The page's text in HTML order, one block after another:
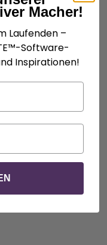
Macher!
Laufenden –
Software-
Inspirationen!